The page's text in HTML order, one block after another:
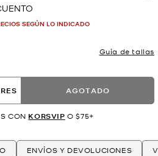
SEGÚN LO INDICADO
Guía de tallas
AGOTADO
CON KORSVIP O $75+
ENVÍOS Y DEVOLUCIONES